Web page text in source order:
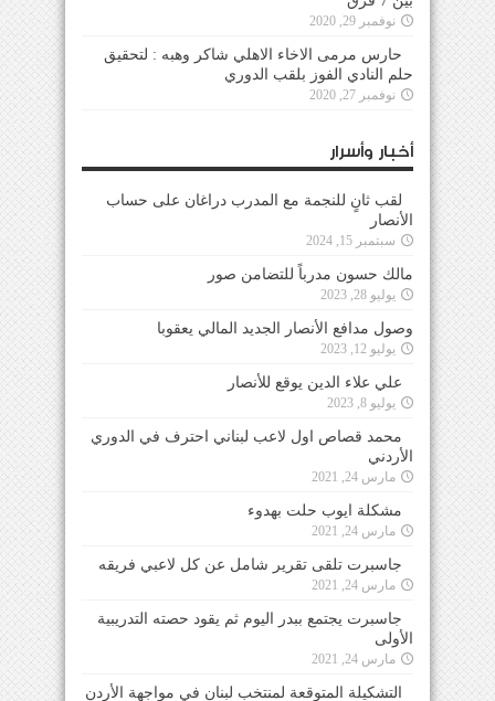
نوفمبر 29, 2020
حارس مرمى الاخاء الاهلي شاكر وهبه : لتحقيق
حلم النادي الفوز بلقب الدوري
نوفمبر 27, 2020
أخبار وأسرار
لقب ثانٍ للنجمة مع المدرب دراغان على حساب
الأنصار
سبتمبر 15, 2024
مالك حسون مدرباً للتضامن صور
يوليو 28, 2023
وصول مدافع الأنصار الجديد المالي يعقوبا
يوليو 12, 2023
علي علاء الدين يوقع للأنصار
يوليو 8, 2023
محمد قصاص اول لاعب لبناني احترف في الدوري
الأردني
مارس 24, 2021
مشكلة ايوب حلت بهدوء
مارس 24, 2021
جاسبرت تلقى تقرير شامل عن كل لاعبي فريقه
مارس 24, 2021
جاسبرت يجتمع ببدر اليوم ثم يقود حصته التدريبية
الأولى
مارس 24, 2021
التشكيلة المتوقعة لمنتخب لبنان في مواجهة الأردن